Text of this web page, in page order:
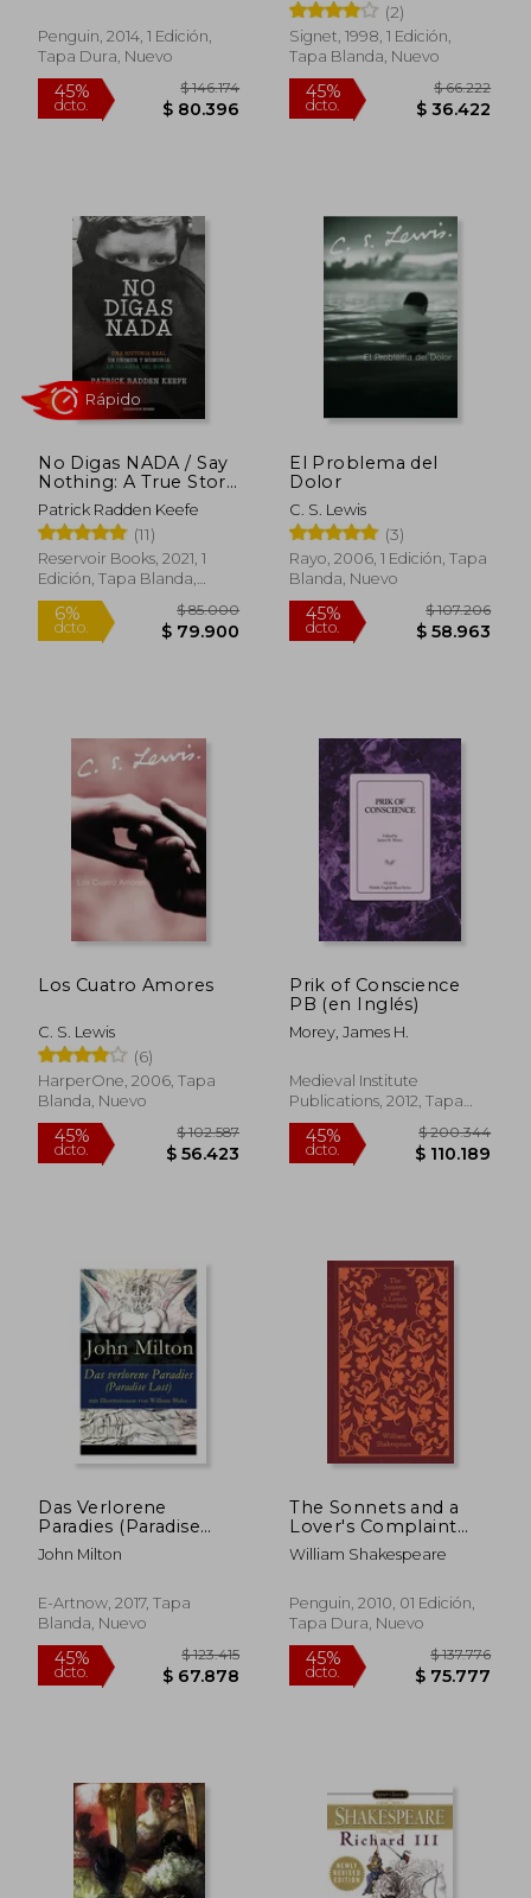
Penguin, 2014, 1 Edición,
Tapa Dura, Nuevo
45%
dcto. $ 80.396
(2)
Signet, 1998, 1 Edición,
Tapa Blanda, Nuevo
45%
No Digas NADA / Say
Nothing: A True Story
of Murder and
Memory in Northern
Ireland
Patrick Radden Keefe
(11)
Reservoir Books, 2021, 1
Edición, Tapa Blanda,
Nuevo
6% $ 85.000
El Problema del
Dolor
C. S. Lewis
(3)
Rayo, 2006, 1 Edición, Tapa
Blanda, Nuevo
45%
Los Cuatro Amores
C. S. Lewis
(6)
HarperOne, 2006, Tapa
Blanda, Nuevo
45%
dcto.
$ 102.587
Prik of Conscience
PB (en Inglés)
Morey, James H.
Medieval Institute
Publications, 2012, Tapa
Blanda, Nuevo
45%
dcto.
Das Verlorene
Paradies (Paradise
Lost) mit
Illustrationen von
Inglés)
John Milton
E-Artnow, 2017, Tapa
Blanda, Nuevo
The Sonnets and a
Lover's Complaint
(Penguin Clothbound
Classics) (en Inglés)
William Shakespeare
Penguin, 2010, 01 Edición,
Tapa Dura, Nuevo